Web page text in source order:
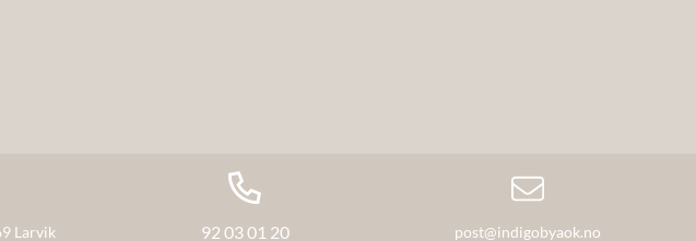
Larvik 92 03 01 20 post@indigobyaok.no